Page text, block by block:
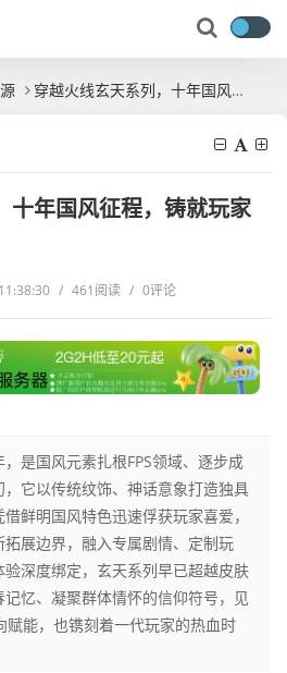
穿越火线玄天系列，十年国风征程，铸就玩家信仰
十年国风征程，铸就玩家
/ 461阅读 / 0评论
是国风元素扎根FPS领域、逐步成
它以传统纹饰、神话意象打造独具
鲜明国风特色迅速俘获玩家喜爱，
展边界，融入专属剧情、定制玩
深度绑定，玄天系列早已超越皮肤
忆、凝聚群体情怀的信仰符号，见
赋能，也镌刻着一代玩家的热血时